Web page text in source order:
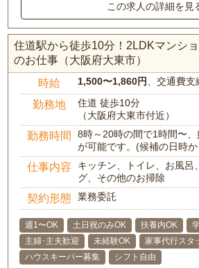
この求人の詳細を見
住道駅から徒歩10分！2LDKマンシ
のお仕事（大阪府大東市）
時給 1,500〜1,860円 、交通費
勤務地
住道 徒歩10分
（大阪府大東市付近）
勤務時間
8時～20時の間で1時間〜
が可能です。(候補の日時
仕事内容
キッチン、トイレ、お風呂
グ、その他のお掃除
契約形態 業務委託
週1〜OK 土日祝のみOK 扶養内OK
主婦･主夫歓迎
未経験OK
家事代行スタ
ハウスキーパー募集
シフト自由